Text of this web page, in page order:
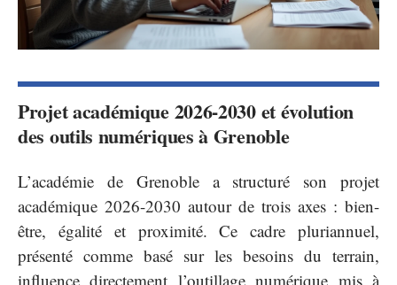
Projet académique 2026-2030 et évolution
des outils numériques à Grenoble
L’académie de Grenoble a structuré son projet
académique 2026-2030 autour de trois axes : bien-
être, égalité et proximité. Ce cadre pluriannuel,
présenté comme basé sur les besoins du terrain,
influence directement l’outillage numérique mis à